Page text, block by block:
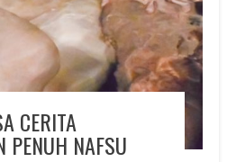
CERITA
PENUH NAFSU